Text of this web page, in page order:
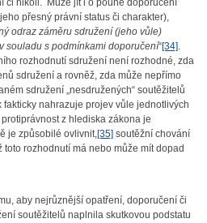
či nikoli. Může jít i o pouhé doporučení
přesný právní status či charakter),
odraz záměru sdružení (jeho vůle)
souladu s podmínkami doporučení“[34].
rozhodnutí sdružení není rozhodné, zda
sdružení a rovněž, zda může nepřímo
sdružení „nesdružených“ soutěžitelů
nahrazuje projev vůle jednotlivých
z hlediska zákona je
je způsobilé ovlivnit,[35] soutěžní chování
rozhodnutí má nebo může mít dopad
aby nejrůznější opatření, doporučení či
soutěžitelů naplnila skutkovou podstatu